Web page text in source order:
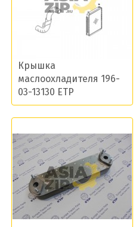
Крышка
маслоохладителя 196-
03-13130 ETP